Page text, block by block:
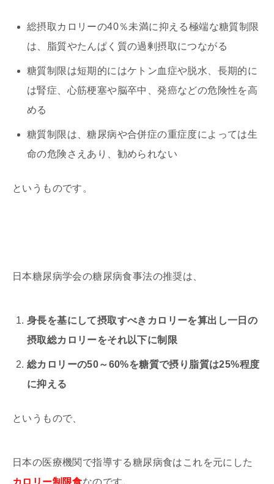
総摂取カロリーの40％未満に抑える極端な糖質制限
は、脂質やたんぱく質の過剰摂取につながる
糖質制限は短期的にはケトン血症や脱水、長期的に
は腎症、心筋梗塞や脳卒中、発癌などの危険性を高
める
糖質制限は、糖尿病や合併症の重症度によっては生
命の危険さえあり、勧められない
というものです。
日本糖尿病学会の糖尿病食事法の推奨は、
身長を基にして摂取すべきカロリーを算出し一日の
摂取総カロリーをそれ以下に制限
総カロリーの50～60%を糖質で摂り脂質は25%程度
に抑える
というもので、
日本の医療機関で指導する糖尿病食はこれを元にした
カロリー制限食なのです。